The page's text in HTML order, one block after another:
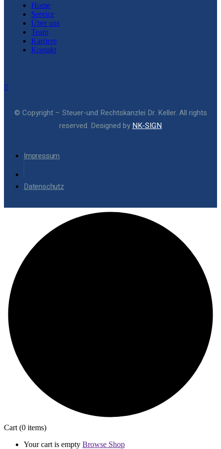
Home
Service
Über uns
Team
Karriere
Kontakt
© Copyright – Steuer-und Rechtskanzlei Dr. Keller. All rights
reserved. Designed by NK-SIGN
Impressum
Datenschutz
Cart (0 items)
Your cart is empty Browse Shop